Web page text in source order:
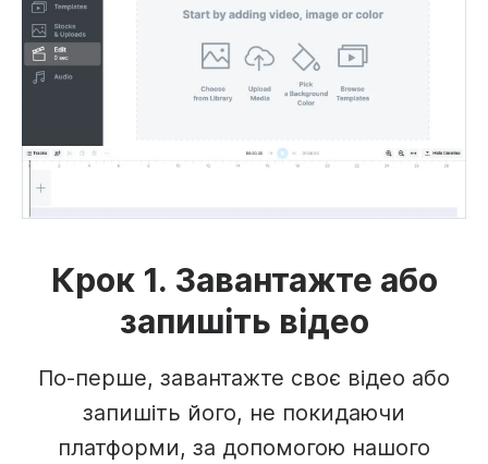
Крок 1. Завантажте або
запишіть відео
По-перше, завантажте своє відео або
запишіть його, не покидаючи
платформи, за допомогою нашого